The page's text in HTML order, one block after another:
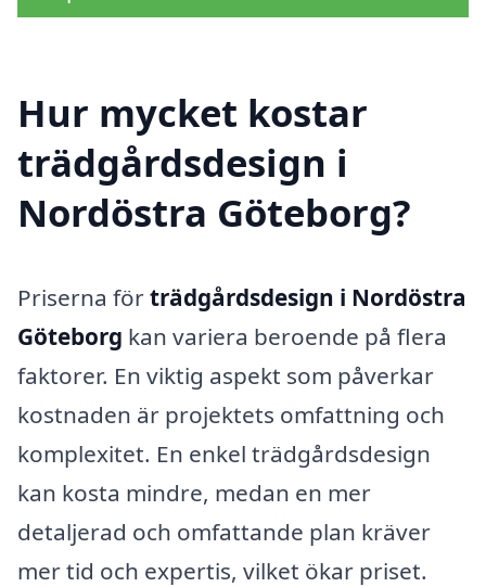
Hur mycket kostar
trädgårdsdesign i
Nordöstra Göteborg?
Priserna förträdgårdsdesign i Nordöstra
Göteborg kan variera beroende på flera
faktorer. En viktig aspekt som påverkar
kostnaden är projektets omfattning och
komplexitet. En enkel trädgårdsdesign
kan kosta mindre, medan en mer
detaljerad och omfattande plan kräver
mer tid och expertis, vilket ökar priset.